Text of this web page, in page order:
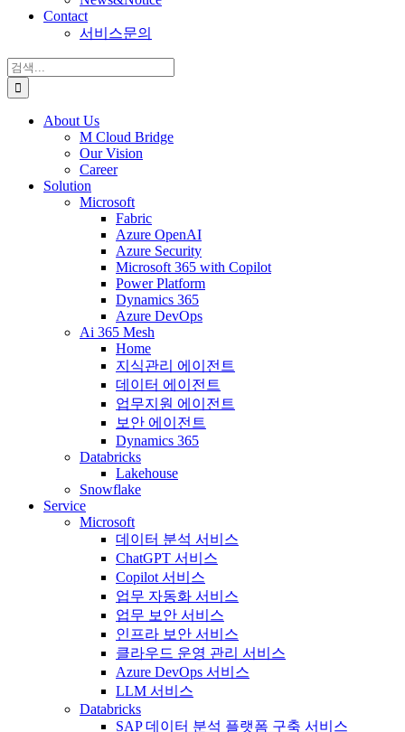
Contact
서비스문의
검
색:
About Us
M Cloud Bridge
Our Vision
Career
Solution
Microsoft
Fabric
Azure OpenAI
Azure Security
Microsoft 365 with Copilot
Power Platform
Dynamics 365
Azure DevOps
Ai 365 Mesh
Home
지식관리 에이전트
데이터 에이전트
업무지원 에이전트
보안 에이전트
Dynamics 365
Databricks
Lakehouse
Snowflake
Service
Microsoft
데이터 분석 서비스
ChatGPT 서비스
Copilot 서비스
업무 자동화 서비스
업무 보안 서비스
인프라 보안 서비스
클라우드 운영 관리 서비스
Azure DevOps 서비스
LLM 서비스
Databricks
SAP 데이터 분석 플랫폼 구축 서비스